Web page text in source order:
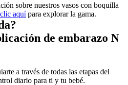
sobre nuestros vasos con boquilla
aquí para explorar la gama.
de embarazo N
a través de todas las etapas del
diario para ti y tu bebé.